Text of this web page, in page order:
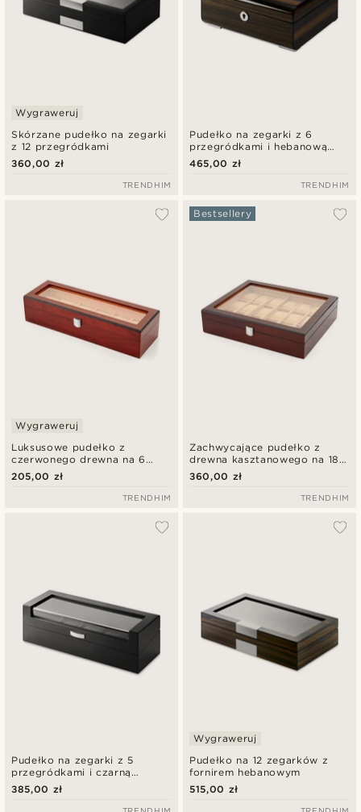
Skórzane pudełko na zegarki
z 12 przegródkami
Wygraweruj
360,00 zł
TRENDHIM
Pudełko na zegarki z 6
przegródkami i hebanową
okleiną
465,00 zł
TRENDHIM
Luksusowe pudełko z
czerwonego drewna na 6
zegarków
Wygraweruj
205,00 zł
TRENDHIM
Zachwycające pudełko z
drewna kasztanowego na 18
zegarów
Bestsellery
360,00 zł
TRENDHIM
Pudełko na zegarki z 5
przegródkami i czarną
okleiną
385,00 zł
Pudełko na 12 zegarków z
fornirem hebanowym
Wygraweruj
515,00 zł